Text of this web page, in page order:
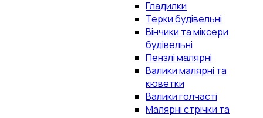
Гладилки
Терки будівельні
Вінчики та міксери
будівельні
Пензлі малярні
Валики малярні та
кюветки
Валики голчасті
Малярні стрічки та